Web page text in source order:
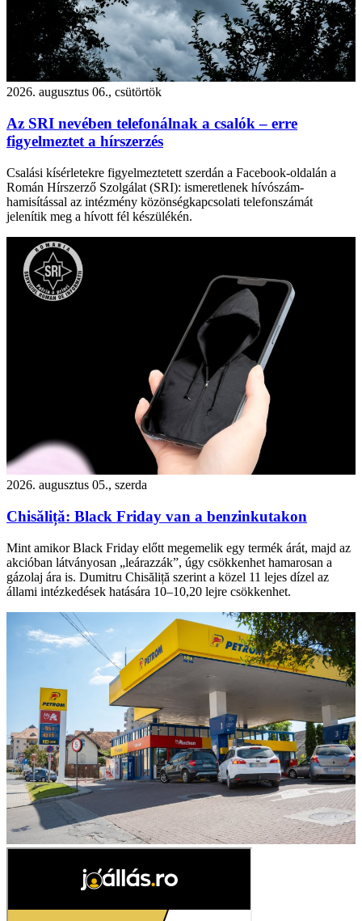
2026. augusztus 06., csütörtök
Az SRI nevében telefonálnak a csalók – erre
figyelmeztet a hírszerzés
Csalási kísérletekre figyelmeztetett szerdán a Facebook-oldalán a
Román Hírszerző Szolgálat (SRI): ismeretlenek hívószám-
hamisítással az intézmény közönségkapcsolati telefonszámát
jelenítik meg a hívott fél készülékén.
2026. augusztus 05., szerda
Chisăliță: Black Friday van a benzinkutakon
Mint amikor Black Friday előtt megemelik egy termék árát, majd az
akcióban látványosan „leárazzák”, úgy csökkenhet hamarosan a
gázolaj ára is. Dumitru Chisăliță szerint a közel 11 lejes dízel az
állami intézkedések hatására 10–10,20 lejre csökkenhet.